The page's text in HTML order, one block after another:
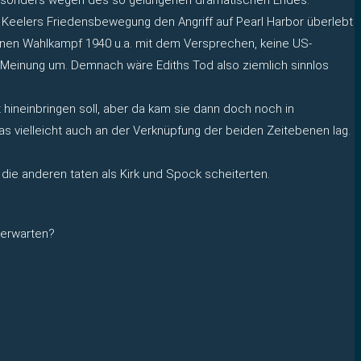
Friedensbewegung den Angriff auf Pearl Harbor überlebt
Wahlkampf 1940 u.a. mit dem Versprechen, keine US-
um. Demnach wäre Ediths Tod also ziemlich sinnlos
soll, aber da kam sie dann doch noch in
vielleicht auch an der Verknüpfung der beiden Zeitebenen lag.
anderen taten als Kirk und Spock scheiterten.